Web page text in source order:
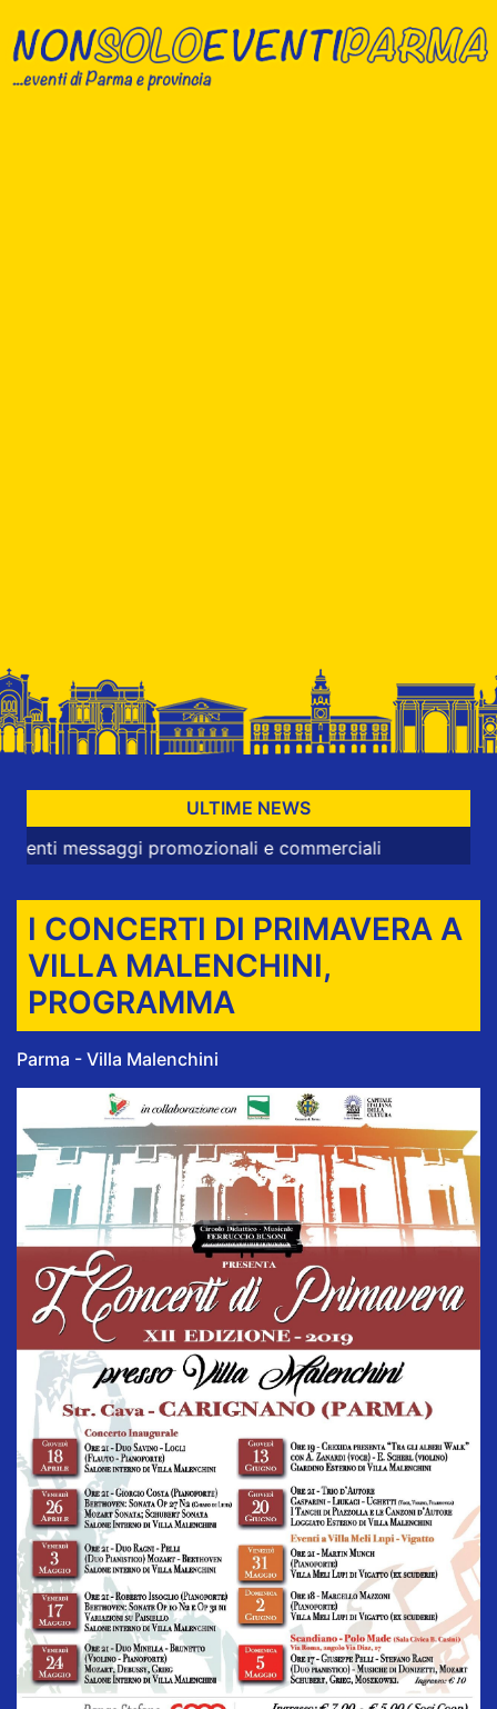
ULTIME NEWS
promozionali e commerciali
I CONCERTI DI PRIMAVERA A
VILLA MALENCHINI,
PROGRAMMA
Parma - Villa Malenchini